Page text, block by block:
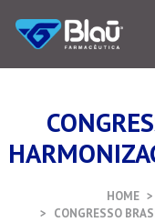
HOME
CONGRESSO